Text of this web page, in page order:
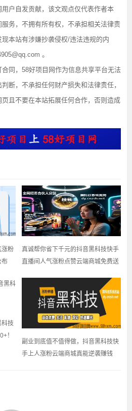
用户自发贡献，该文观点仅代表作者本
务，不拥有所有权，不承担相关法律责
本站有涉嫌抄袭侵权/违法违规的内
。
同，58好项目网作为信息共享平台无法
断，不承担任何财产损失和法律责任，
且不要在本站拓展任何合作，否则造成
涨粉
布
真诚帮你省下千元的抖音黑科技快手
直播间人气涨粉点赞云端商城免费送
技
！
副业到底值不值得做，抖音黑科技快
手上人涨粉云端商城真能逆袭赚钱